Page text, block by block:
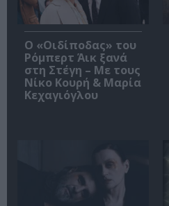
O «Οιδίποδας» του
Ρόμπερτ Άικ ξανά
στη Στέγη – Με τους
Νίκο Κουρή & Μαρία
Κεχαγιόγλου